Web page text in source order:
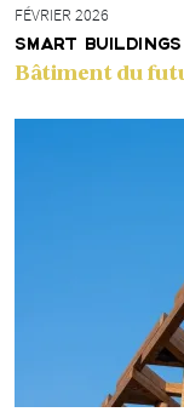
FÉVRIER 2026
SMART
Bâtiment du